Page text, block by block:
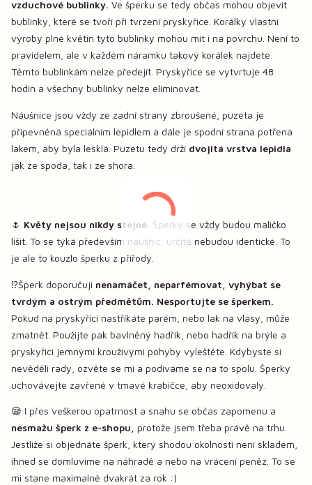
vzduchové bublinky. Ve šperku se tedy občas mohou objevit
bublinky, které se tvoří při tvrzení pryskyřice. Korálky vlastní
výroby plné květin tyto bublinky mohou mít i na povrchu. Není to
pravidelem, ale v každém náramku takový korálek najdete.
Těmto bublinkám nelze předejít. Pryskyřice se vytvrtuje 48
hodin a všechny bublinky nelze eliminovat.
Náušnice jsou vždy ze zadní strany zbroušené, puzeta je
připevněná speciálním lepidlem a dále je spodní strana potřena
lakem, aby byla lesklá. Puzetu tedy drží dvojitá vrstva lepidla
jak ze spoda, tak i ze shora.
🌷 Květy nejsou nikdy stejné. Šperky se vždy budou maličko
lišit. To se týká především náušnic, určitě nebudou identické. To
je ale to kouzlo šperku z přířody.
⁉️Šperk doporučuji nenamáčet, neparfémovat, vyhýbat se
tvrdým a ostrým předmětům. Nesportujte se šperkem.
Pokud na pryskyřici nastříkáte parém, nebo lak na vlasy, může
zmatnět. Použijte pak bavlněný hadřík, nebo hadřík na brýle a
pryskyřici jemnými krouživými pohyby vyleštěte. Kdybyste si
nevěděli rady, ozvěte se mi a podíváme se na to spolu. Šperky
uchovávejte zavřené v tmavé krabičce, aby neoxidovaly.
😪 I přes veškerou opatrnost a snahu se občas zapomenu a
nesmažu šperk z e-shopu, protože jsem třeba právě na trhu.
Jestliže si objednáte šperk, který shodou okolností není skladem,
ihned se domluvíme na náhradě a nebo na vrácení peněz. To se
mi stane maximalně dvakrát za rok :)